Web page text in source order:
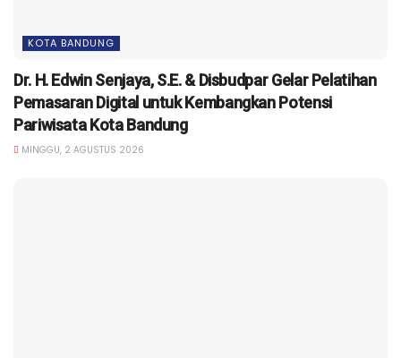
KOTA BANDUNG
Dr. H. Edwin Senjaya, S.E. & Disbudpar Gelar Pelatihan
Pemasaran Digital untuk Kembangkan Potensi
Pariwisata Kota Bandung
MINGGU, 2 AGUSTUS 2026